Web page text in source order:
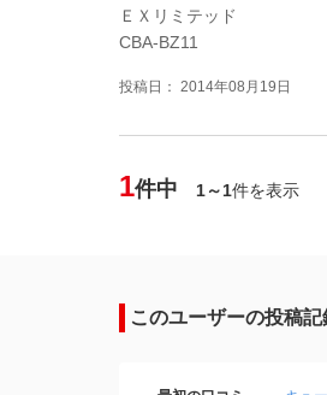
ＥＸリミテッド
CBA-BZ11
投稿日： 2014年08月19日
1件中 1～1件を表示
このユーザーの投稿記